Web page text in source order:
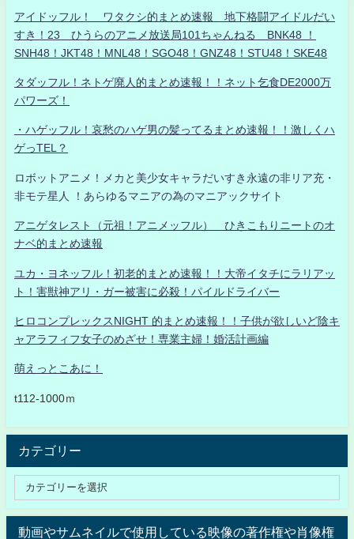
アイドッフル！ ワタクシ的まとめ速報 地下格闘アイドルだい
すき！23 ひうらのアニメ放送局101ちゃんねる BNK48 ！
SNH48！JKT48！MNL48！SGO48！GNZ48！STU48！SKE48
タダッフル！ネトゲ廃人的まとめ速報！！ネット乞食DE2000万
パワーズ！
・ハゲッフル！哀愁のハゲ男の髪ってるまとめ速報！！激しくハ
ゲっTEL？
ロボットアニメ！メカと美少女キャラだいすき永遠の非リア充・
非モテ星人 ！あらゆるマニアの為のマニアックサイト
アニゲタレスト（元祖！アニメッフル） ひきこもりニートのオ
ナベ的まとめ速報
ユカ・ヨネッフル！初老的まとめ速報！！大帝イタチにラリアッ
ト！害獣神アリ・ガー被害に必殺！パイルドライバー
ヒロコンプレックスNIGHT 的まとめ速報！！子供が欲しいど陰キ
ャアラフィフ女子のめざせ！専業主婦！婚活計画編
萌えっとこあに！
t112-1000ｍ
カテゴリー
動画やサムネイルで使用している映像の著作権や肖像権